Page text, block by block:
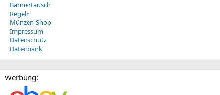
Bannertausch
Regeln
Münzen-Shop
Impressum
Datenschutz
Datenbank
Werbung: